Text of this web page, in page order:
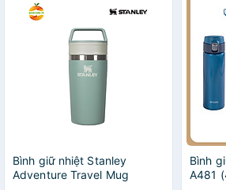
Bình giữ nhiệt Stanley
Adventure Travel Mug
Bình
A481